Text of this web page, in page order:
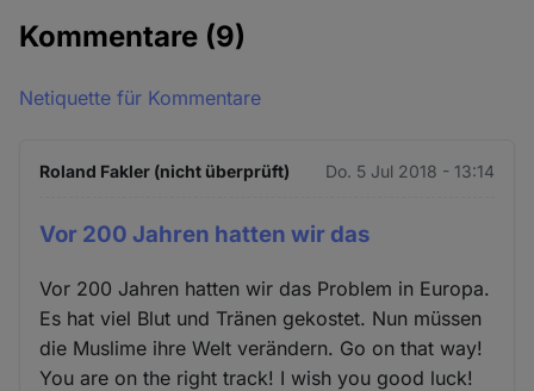
Kommentare (9)
Netiquette für Kommentare
Roland Fakler (nicht überprüft) Do. 5 Jul 2018 - 13:14
Vor 200 Jahren hatten wir das
Vor 200 Jahren hatten wir das Problem in Europa.
Es hat viel Blut und Tränen gekostet. Nun müssen
die Muslime ihre Welt verändern. Go on that way!
You are on the right track! I wish you good luck!